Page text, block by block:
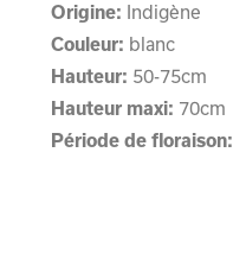
Origine: Indigène
Couleur: blanc
Hauteur: 50-75cm
Hauteur maxi: 70cm
Période de floraison: